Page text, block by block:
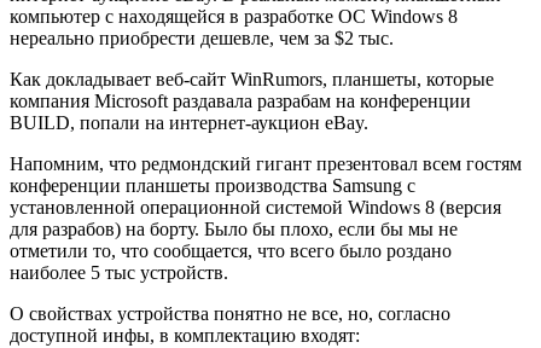
компьютер с находящейся в разработке ОС Windows 8
нереально приобрести дешевле, чем за $2 тыс.
Как докладывает веб-сайт WinRumors, планшеты, которые
компания Microsoft раздавала разрабам на конференции
BUILD, попали на интернет-аукцион eBay.
Напомним, что редмондский гигант презентовал всем гостям
конференции планшеты производства Samsung с
установленной операционной системой Windows 8 (версия
для разрабов) на борту. Было бы плохо, если бы мы не
отметили то, что сообщается, что всего было роздано
наиболее 5 тыс устройств.
О свойствах устройства понятно не все, но, согласно
доступной инфы, в комплектацию входят: